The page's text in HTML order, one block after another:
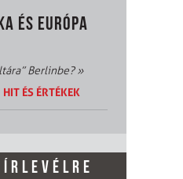
ÉS EURÓPA
Berlinbe?»
HIT ÉS ÉRTÉKEK